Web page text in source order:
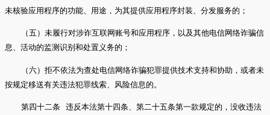
未核验应用程序的功能、用途，为其提供应用程序封装、分发服务的；
（五）未履行对涉诈互联网账号和应用程序，以及其他电信网络诈骗信
息、活动的监测识别和处置义务的；
（六）拒不依法为查处电信网络诈骗犯罪提供技术支持和协助，或者未
按规定移送有关违法犯罪线索、风险信息的。
第四十二条 违反本法第十四条、第二十五条第一款规定的，没收违法